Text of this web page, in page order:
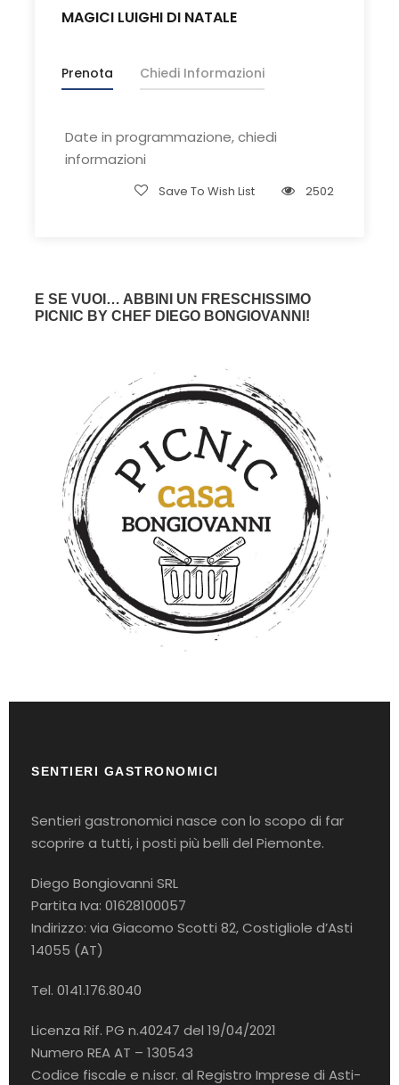
MAGICI LUIGHI DI NATALE
Prenota Chiedi Informazioni
Date in programmazione, chiedi
informazioni
Save To Wish List 2502
E SE VUOI… ABBINI UN FRESCHISSIMO
PICNIC BY CHEF DIEGO BONGIOVANNI!
SENTIERI GASTRONOMICI
Sentieri gastronomici nasce con lo scopo di far
scoprire a tutti, i posti più belli del Piemonte.
Diego Bongiovanni SRL
Partita Iva: 01628100057
Indirizzo: via Giacomo Scotti 82, Costigliole d’Asti
14055 (AT)
Tel. 0141.176.8040
Licenza Rif. PG n.40247 del 19/04/2021
Numero REA AT – 130543
Codice fiscale e n.iscr. al Registro Imprese di Asti-